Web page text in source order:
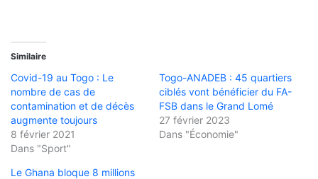
Similaire
Covid-19 au Togo : Le
nombre de cas de
contamination et de décès
augmente toujours
8 février 2021
Dans "Sport"
Togo-ANADEB : 45 quartiers
ciblés vont bénéficier du FA-
FSB dans le Grand Lomé
27 février 2023
Dans "Économie"
Le Ghana bloque 8 millions